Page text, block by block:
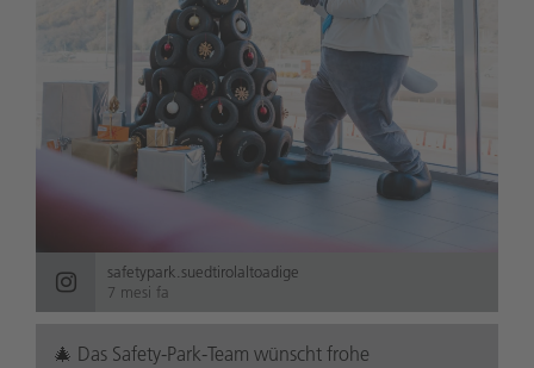
safetypark.suedtirolaltoadige
7 mesi fa
🎄 Das Safety-Park-Team wünscht frohe